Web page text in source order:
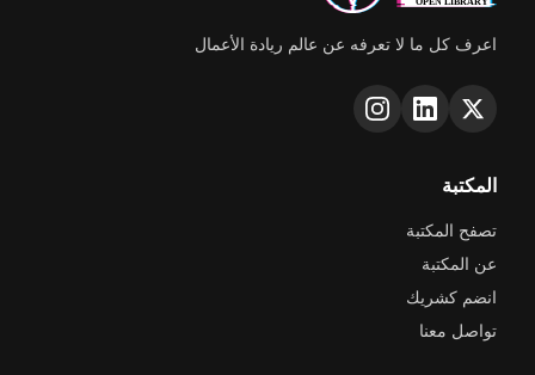
اعرف كل ما لا تعرفه عن عالم ريادة الأعمال
المكتبة
تصفح المكتبة
عن المكتبة
انضم كشريك
تواصل معنا